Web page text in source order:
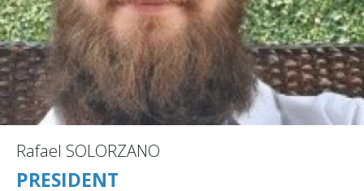
Rafael SOLORZANO
PRESIDENT